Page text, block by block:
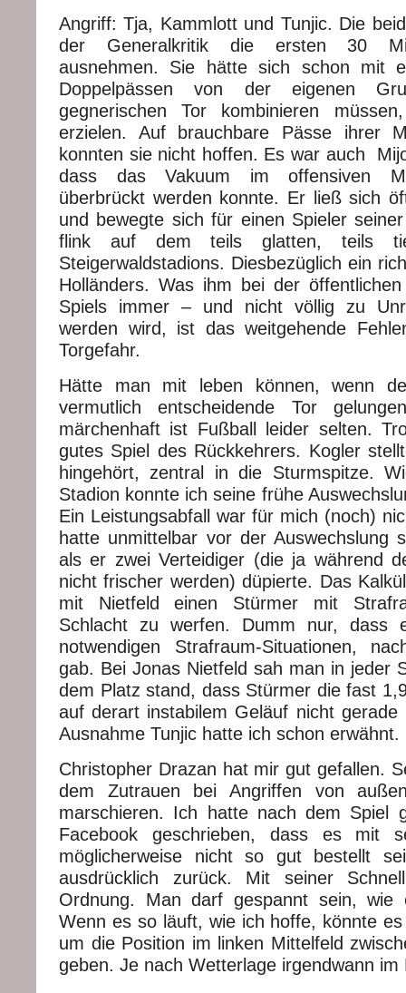
Angriff: Tja, Kammlott und Tunjic. Die
der Generalkritik die ersten 30
ausnehmen. Sie hätte sich schon mit
Doppelpässen von der eigenen
gegnerischen Tor kombinieren
erzielen. Auf brauchbare Pässe ihrer
konnten sie nicht hoffen. Es war auch
dass das Vakuum im offensiven
überbrückt werden konnte. Er ließ sich
und bewegte sich für einen Spieler
flink auf dem teils glatten, teils
Steigerwaldstadions. Diesbezüglich ein
Holländers. Was ihm bei der
Spiels immer – und nicht völlig zu
werden wird, ist das weitgehende
Torgefahr.
Hätte man mit leben können, wenn
vermutlich entscheidende Tor
märchenhaft ist Fußball leider selten.
gutes Spiel des Rückkehrers. Kogler
hingehört, zentral in die Sturmspitze.
Stadion konnte ich seine frühe
Ein Leistungsabfall war für mich (noch)
hatte unmittelbar vor der Auswechslung
als er zwei Verteidiger (die ja während
nicht frischer werden) düpierte. Das
mit Nietfeld einen Stürmer mit
Schlacht zu werfen. Dumm nur, dass
notwendigen Strafraum-Situationen,
gab. Bei Jonas Nietfeld sah man in jeder
dem Platz stand, dass Stürmer die fast
auf derart instabilem Geläuf nicht gerade
Ausnahme Tunjic hatte ich schon erwähnt.
Christopher Drazan hat mir gut gefallen.
dem Zutrauen bei Angriffen von
marschieren. Ich hatte nach dem Spiel
Facebook geschrieben, dass es mit
möglicherweise nicht so gut bestellt
ausdrücklich zurück. Mit seiner
Ordnung. Man darf gespannt sein, wie
Wenn es so läuft, wie ich hoffe, könnte
um die Position im linken Mittelfeld
geben. Je nach Wetterlage irgendwann im